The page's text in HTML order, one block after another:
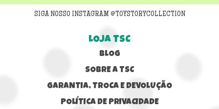
SIGA NOSSO INSTAGRAM @TOYSTORYCOLLECTION
LOJA TSC
BLOG
SOBRE A TSC
GARANTIA, TROCA E DEVOLUÇÃO
POLÍTICA DE PRIVACIDADE